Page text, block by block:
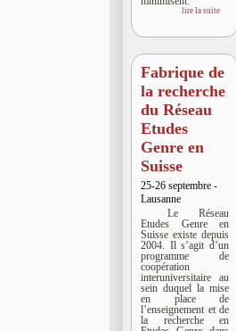
lire la suite
Fabrique de
la recherche
du Réseau
Etudes
Genre en
Suisse
25-26 septembre -
Lausanne
Le Réseau
Etudes Genre en
Suisse existe depuis
2004. Il s’agit d’un
programme de
coopération
interuniversitaire au
sein duquel la mise
en place de
l’enseignement et de
la recherche en